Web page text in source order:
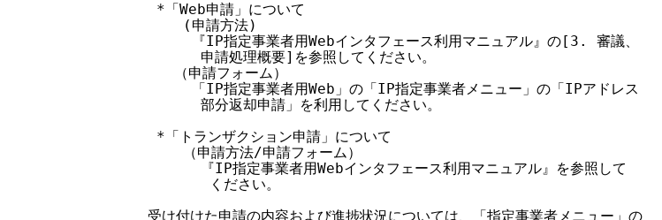
         *「Web申請」について
            (申請方法)
             『IP指定事業者用Webインタフェース利用マニュアル』の[3. 審議、
              申請処理概要]を参照してください。
           （申請フォーム）
             「IP指定事業者用Web」の「IP指定事業者メニュー」の「IPアドレス
              部分返却申請」を利用してください。
         *「トランザクション申請」について
            （申請方法/申請フォーム）
              『IP指定事業者用Webインタフェース利用マニュアル』を参照して
               ください。
        受け付けた申請の内容および進捗状況については、「指定事業者メニュー」の